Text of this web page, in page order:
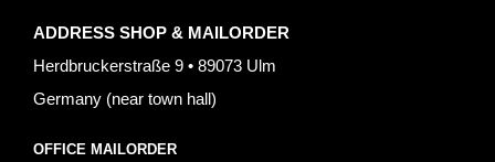
ADDRESS SHOP & MAILORDER
Herdbruckerstraße 9 • 89073 Ulm
Germany (near town hall)
OFFICE MAILORDER